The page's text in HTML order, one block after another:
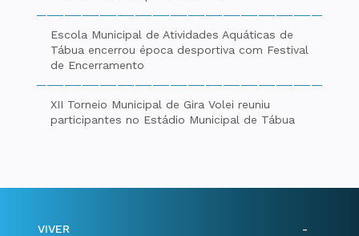
Escola Municipal de Atividades Aquáticas de
Tábua encerrou época desportiva com Festival
de Encerramento
XII Torneio Municipal de Gira Volei reuniu
participantes no Estádio Municipal de Tábua
VIVER